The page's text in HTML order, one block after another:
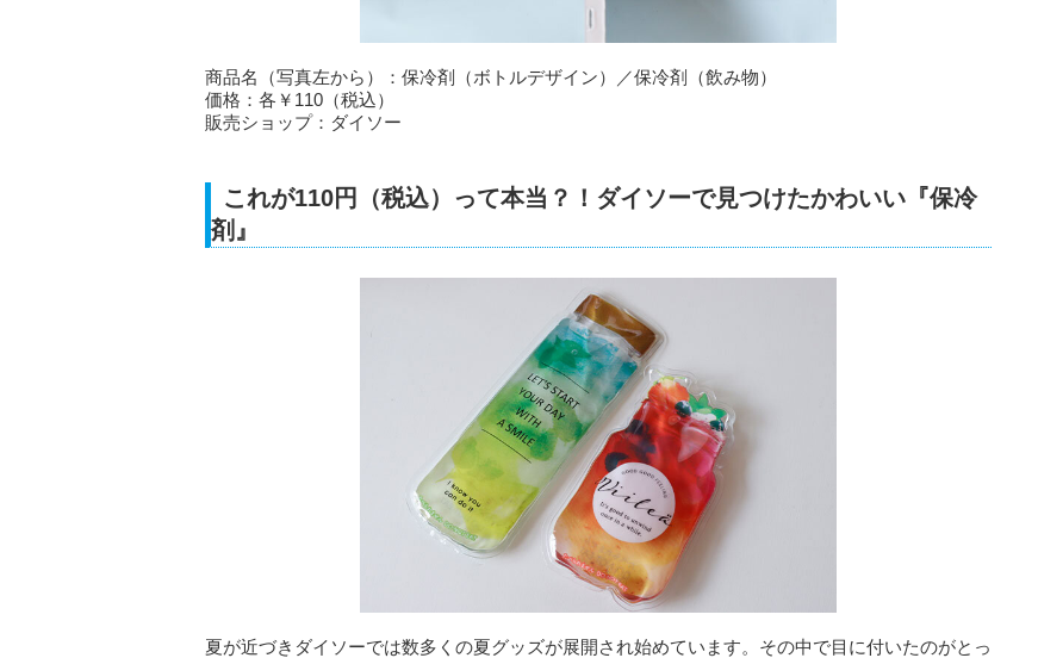
商品名（写真左から）：保冷剤（ボトルデザイン）／保冷剤（飲み物）
価格：各￥110（税込）
販売ショップ：ダイソー
これが110円（税込）って本当？！ダイソーで見つけたかわいい『保冷
剤』
夏が近づきダイソーでは数多くの夏グッズが展開され始めています。その中で目に付いたのがとっ